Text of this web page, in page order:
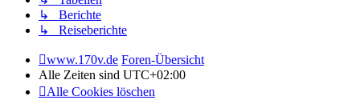
↳ Berichte
↳ Reiseberichte
www.170v.de Foren-Übersicht
Alle Zeiten sind UTC+02:00
Alle Cookies löschen